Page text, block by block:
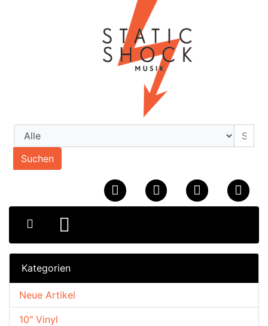
Suchen
Kategorien
10" Vinyl
Neue Artikel